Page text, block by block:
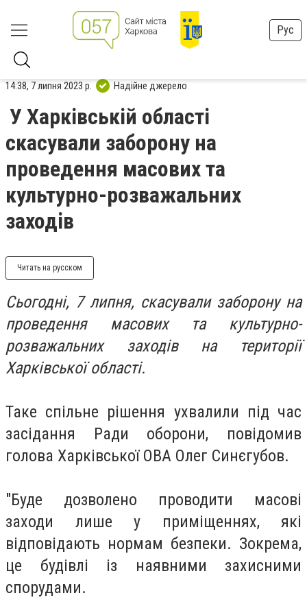
Рус
14:38, 7 липня 2023 р. Надійне джерело
У Харківській області
скасували заборону на
проведення масових та
культурно-розважальних
заходів
Читать на русском
Сьогодні, 7 липня, скасували заборону на
проведення масових та культурно-
розважальних заходів на території
Харківської області.
Таке спільне рішення ухвалили під час
засідання Ради оборони, повідомив
голова Харківської ОВА Олег Синєгубов.
"Буде дозволено проводити масові
заходи лише у приміщеннях, які
відповідають нормам безпеки. Зокрема,
це будівлі із наявними захисними
спорудами.